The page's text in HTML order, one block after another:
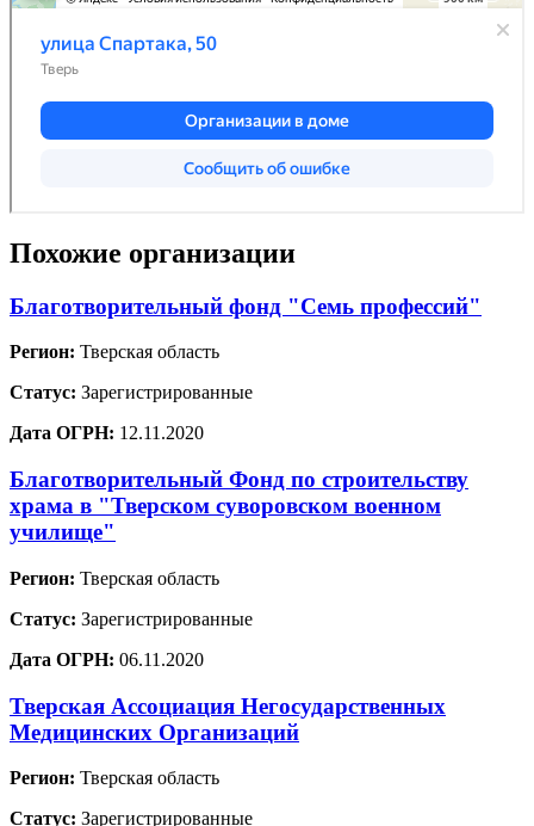
Похожие организации
Благотворительный фонд "Семь профессий"
Регион: Тверская область
Статус: Зарегистрированные
Дата ОГРН: 12.11.2020
Благотворительный Фонд по строительству
храма в "Тверском суворовском военном
училище"
Регион: Тверская область
Статус: Зарегистрированные
Дата ОГРН: 06.11.2020
Тверская Ассоциация Негосударственных
Медицинских Организаций
Регион: Тверская область
Статус: Зарегистрированные